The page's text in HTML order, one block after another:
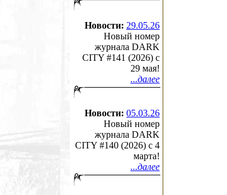
Новости: 29.05.26
Новый номер
журнала DARK
CITY #141 (2026) c
29 мая!
...далее
Новости: 05.03.26
Новый номер
журнала DARK
CITY #140 (2026) c 4
марта!
...далее